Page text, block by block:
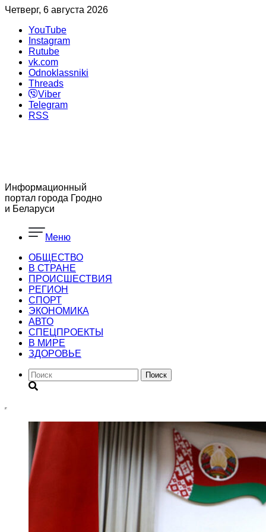
Четверг, 6 августа 2026
YouTube
Instagram
Rutube
vk.com
Odnoklassniki
Threads
Viber
Telegram
RSS
Информационный
портал города Гродно
и Беларуси
Меню
ОБЩЕСТВО
В СТРАНЕ
ПРОИСШЕСТВИЯ
РЕГИОН
CПОРТ
ЭКОНОМИКА
АВТО
СПЕЦПРОЕКТЫ
В МИРЕ
ЗДОРОВЬЕ
Поиск